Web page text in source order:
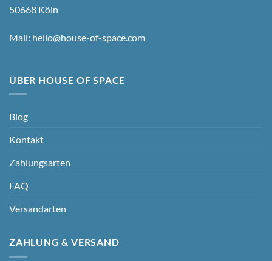
50668 Köln
Mail: hello@house-of-space.com
ÜBER HOUSE OF SPACE
Blog
Kontakt
Zahlungsarten
FAQ
Versandarten
ZAHLUNG & VERSAND